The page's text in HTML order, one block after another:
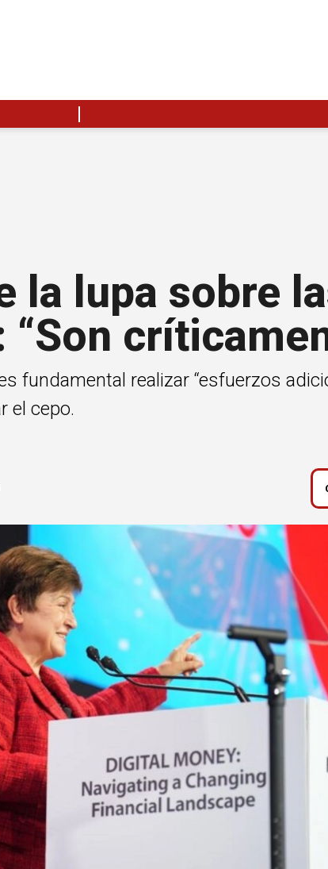
la lupa sobre
fundamental realizar “esfuerzos
el cepo.